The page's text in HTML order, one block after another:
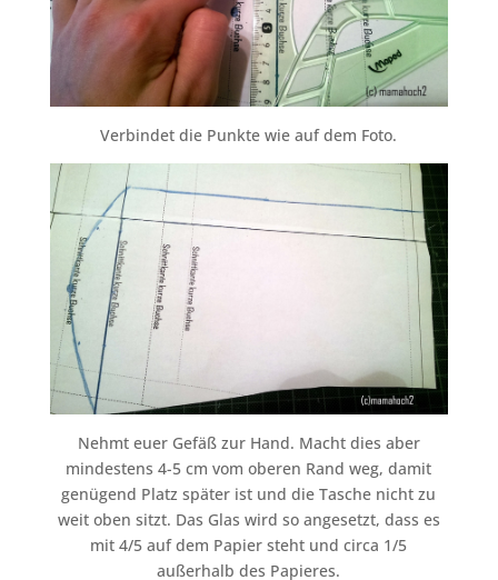
Verbindet die Punkte wie auf dem Foto.
Nehmt euer Gefäß zur Hand. Macht dies aber
mindestens 4-5 cm vom oberen Rand weg, damit
genügend Platz später ist und die Tasche nicht zu
weit oben sitzt. Das Glas wird so angesetzt, dass es
mit 4/5 auf dem Papier steht und circa 1/5
außerhalb des Papieres.